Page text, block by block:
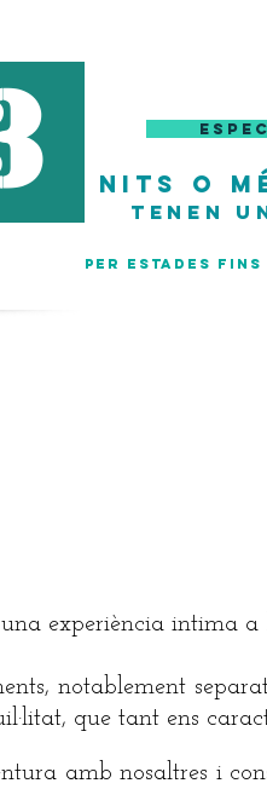
nits O
tenen
per estades fins
una experiència
notablement
que tant ens
amb nosaltres i